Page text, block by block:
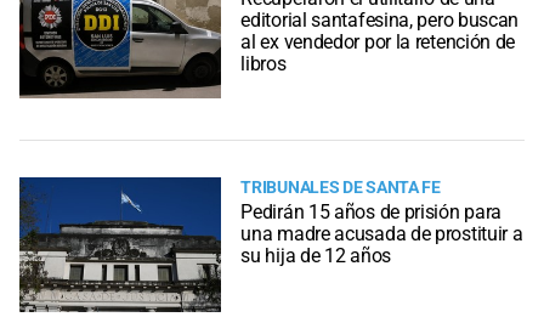
editorial santafesina, pero buscan
al ex vendedor por la retención de
libros
TRIBUNALES DE SANTA FE
Pedirán 15 años de prisión para
una madre acusada de prostituir a
su hija de 12 años